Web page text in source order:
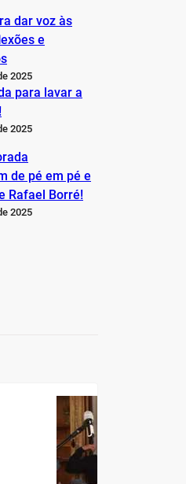
dar voz às
e
2025
para lavar a
2025
de pé em pé e
Rafael Borré!
2025